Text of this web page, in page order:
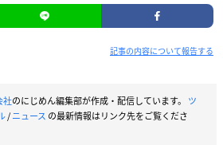
記事の内容について報告する
社のにじめん編集部が作成・配信しています。 ツ
/ニュース の最新情報はリンク先をご覧くださ